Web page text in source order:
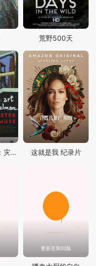
HD
荒野500天
阿特·斯皮格曼：灾难是我的缪斯
正片
这就是我 纪录片
更新至第03集